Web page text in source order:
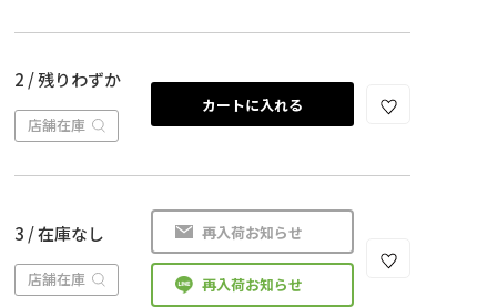
2 / 残りわずか
店舗在庫
カートに入れる
3 / 在庫なし
店舗在庫
再入荷お知らせ
再入荷お知らせ